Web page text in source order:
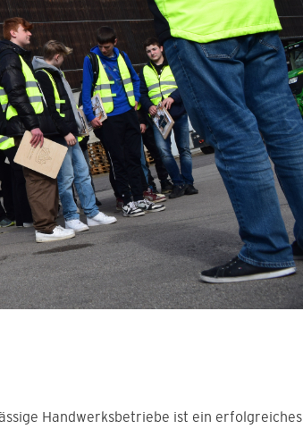
Handwerksbetriebe ist ein erfolgreiches